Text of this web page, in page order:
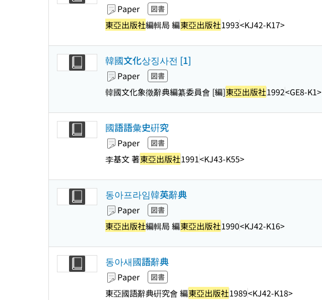
Paper 図書
東亞出版社編輯局 編東亞出版社1993<KJ42-K17>
韓國文化상징사전 [1]
Paper 図書
韓國文化象徵辭典編纂委員會 [編]東亞出版社1992<GE8-K1>
國語語彙史硏究
Paper 図書
李基文 著東亞出版社1991<KJ43-K55>
동아프라임韓英辭典
Paper 図書
東亞出版社編輯局 編東亞出版社1990<KJ42-K16>
동아새國語辭典
Paper 図書
東亞國語辭典硏究會 編東亞出版社1989<KJ42-K18>